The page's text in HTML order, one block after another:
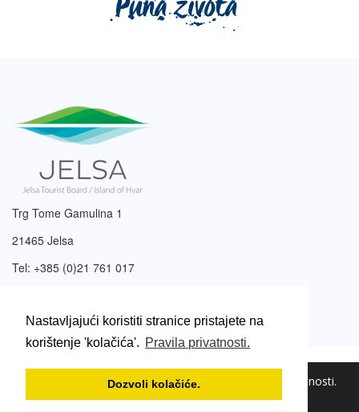
Nastavljajući koristiti stranice pristajete na
korištenje 'kolačića'. Pravila privatnosti.
Dozvoli kolačiće.
Trg Tome Gamulina 1
21465 Jelsa
Tel: +385 (0)21 761 017
2003. – 2026. © Turistička zajednica Jelsa. Pravila privatnosti.